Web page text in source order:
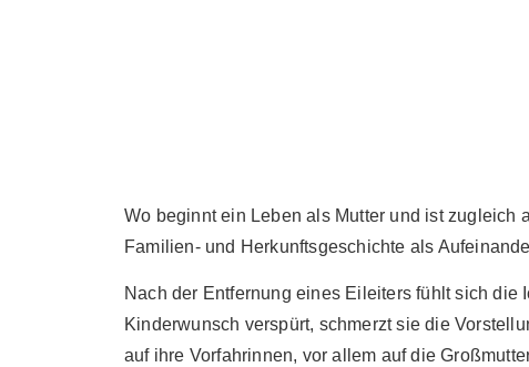
Wo beginnt ein Leben als Mutter und ist zugleich
Familien- und Herkunftsgeschichte als
Nach der Entfernung eines Eileiters fühlt sich
Kinderwunsch verspürt, schmerzt sie die
auf ihre Vorfahrinnen, vor allem auf die